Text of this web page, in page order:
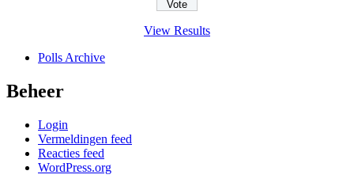
View Results
Polls Archive
Beheer
Login
Vermeldingen feed
Reacties feed
WordPress.org